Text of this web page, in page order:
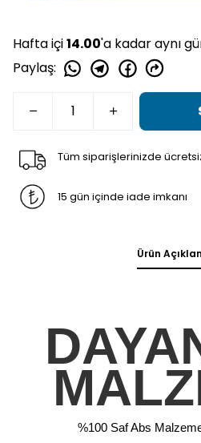
Hafta içi14.00'a kadar aynı
Paylaş:
Tüm siparişlerinizde
15 gün içinde iade imkanı
Ürün
%100 Saf Abs